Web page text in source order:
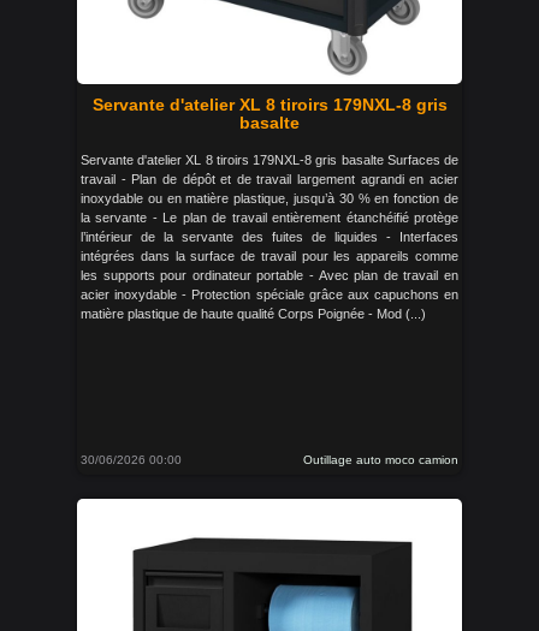
Servante d'atelier XL 8 tiroirs 179NXL-8 gris
basalte
Servante d'atelier XL 8 tiroirs 179NXL-8 gris basalte Surfaces de
travail - Plan de dépôt et de travail largement agrandi en acier
inoxydable ou en matière plastique, jusqu’à 30 % en fonction de
la servante - Le plan de travail entièrement étanchéifié protège
l’intérieur de la servante des fuites de liquides - Interfaces
intégrées dans la surface de travail pour les appareils comme
les supports pour ordinateur portable - Avec plan de travail en
acier inoxydable - Protection spéciale grâce aux capuchons en
matière plastique de haute qualité Corps Poignée - Mod (...)
30/06/2026 00:00 Outillage auto moco camion